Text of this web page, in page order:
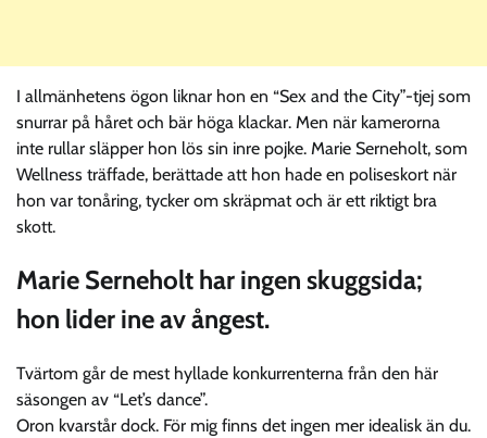
I allmänhetens ögon liknar hon en “Sex and the City”-tjej som
snurrar på håret och bär höga klackar. Men när kamerorna
inte rullar släpper hon lös sin inre pojke. Marie Serneholt, som
Wellness träffade, berättade att hon hade en poliseskort när
hon var tonåring, tycker om skräpmat och är ett riktigt bra
skott.
Marie Serneholt har ingen skuggsida;
hon lider ine av ångest.
Tvärtom går de mest hyllade konkurrenterna från den här
säsongen av “Let’s dance”.
Oron kvarstår dock. För mig finns det ingen mer idealisk än du.